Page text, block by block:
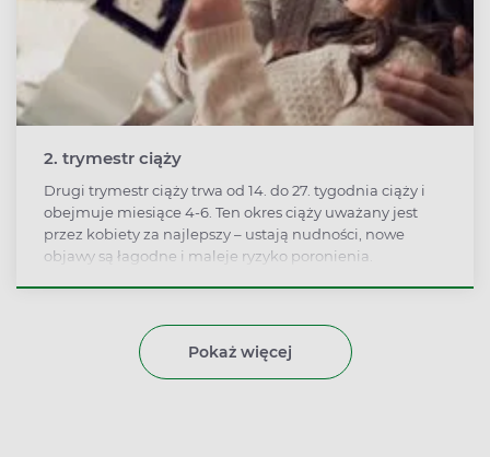
2. trymestr ciąży
Drugi trymestr ciąży trwa od 14. do 27. tygodnia ciąży i
obejmuje miesiące 4-6. Ten okres ciąży uważany jest
przez kobiety za najlepszy – ustają nudności, nowe
objawy są łagodne i maleje ryzyko poronienia.
Pokaż więcej